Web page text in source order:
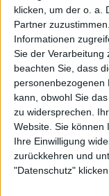
klicken, um der o. a.
Partner
Informationen
Sie der Verarbeitung
beachten Sie, dass
personenbezogenen
kann, obwohl Sie
zu widersprechen.
Website. Sie können
Ihre Einwilligung
zurückkehren und
"Datenschutz"
KXM aus der
Oberpfalz
🇺🇸 We
from
Join our
among